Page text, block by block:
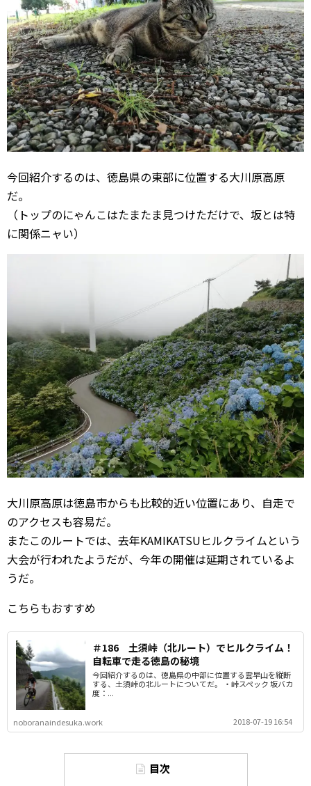
今回紹介するのは、徳島県の東部に位置する大川原高原
だ。
（トップのにゃんこはたまたま見つけただけで、坂とは特
に関係ニャい）
大川原高原は徳島市からも比較的近い位置にあり、自走で
のアクセスも容易だ。
またこのルートでは、去年KAMIKATSUヒルクライムという
大会が行われたようだが、今年の開催は延期されているよ
うだ。
こちらもおすすめ
＃186 土須峠（北ルート）でヒルクライム！
自転車で走る徳島の秘境
今回紹介するのは、徳島県の中部に位置する雲早山を縦断
する、土須峠の北ルートについてだ。 ・峠スペック 坂バカ
度：...
noboranaindesuka.work 2018-07-19 16:54
目次